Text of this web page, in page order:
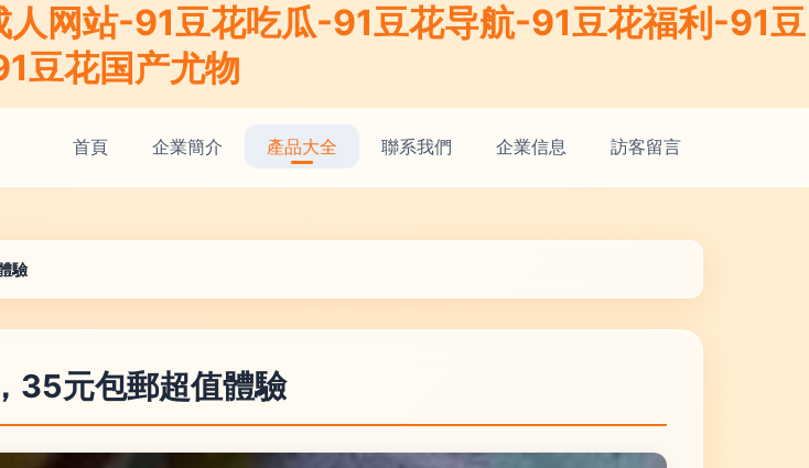
网站-91豆花吃瓜-91豆花导航-91豆花福利-91豆
豆花国产尤物
首頁 企業簡介 產品大全 聯系我們 企業信息 訪客留言
驗
35元包郵超值體驗